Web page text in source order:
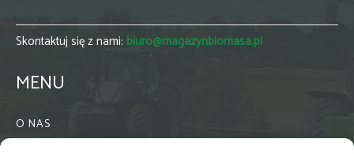
Skontaktuj się z nami: biuro@magazynbiomasa.pl
MENU
O NAS